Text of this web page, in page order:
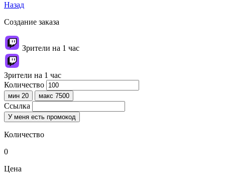
Назад
Создание заказа
Зрители на 1 час
Зрители на 1 час
Количество
мин 20 макс 7500
Ссылка
У меня есть промокод
Количество
0
Цена